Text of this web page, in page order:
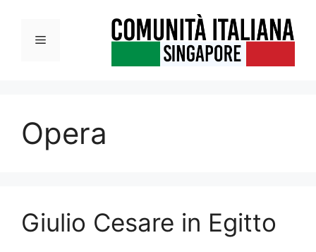
contenutoMenu
Opera
Giulio Cesare in Egitto